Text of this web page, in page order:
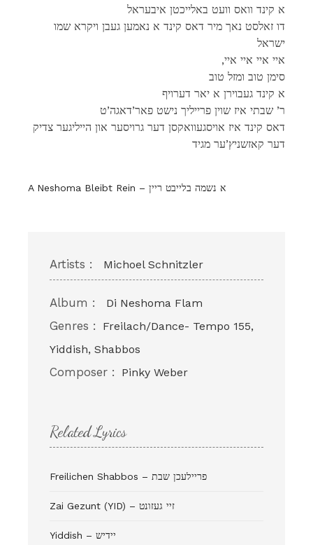
א קינד וואס וועט באלייכטן איבעראל
דו זאלסט נאך מיר דאס קינד א נאמען געבן ויקרא שמו
ישראל
,איי איי איי איי
סימן טוב ומזל טוב
א קינד געבוירן א יאר דערויף
ר’ שבתי איז שוין פרייליך נישט פאר’דאגה’ט
דאס קינד איז אויסגעוואקסן דער גרויסער און הייליגער צדיק
דער קאזשניץ’ער מגיד
A Neshoma Bleibt Rein – א נשמה בלייבט ריין
Artists : Michoel Schnitzler
Album : Di Neshoma Flam
Genres :
Freilach/Dance- Tempo 155,
Yiddish, Shabbos
Composer : Pinky Weber
Related Lyrics
Freilichen Shabbos – פריילעכן שבת
Zai Gezunt (YID) – זיי געזונט
Yiddish – יידיש